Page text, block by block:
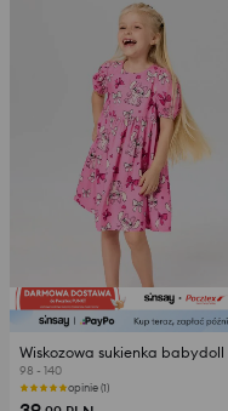
98 - 140
opinie (1)